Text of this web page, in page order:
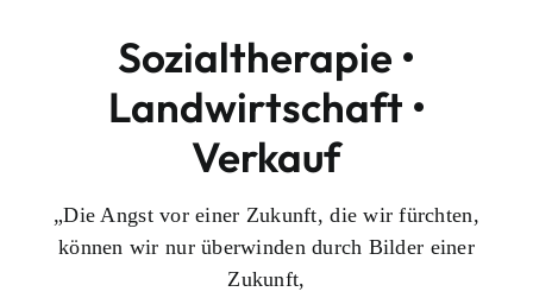
Sozialtherapie •
Landwirtschaft •
Verkauf
„Die Angst vor einer Zukunft, die wir fürchten,
können wir nur überwinden durch Bilder einer
Zukunft,